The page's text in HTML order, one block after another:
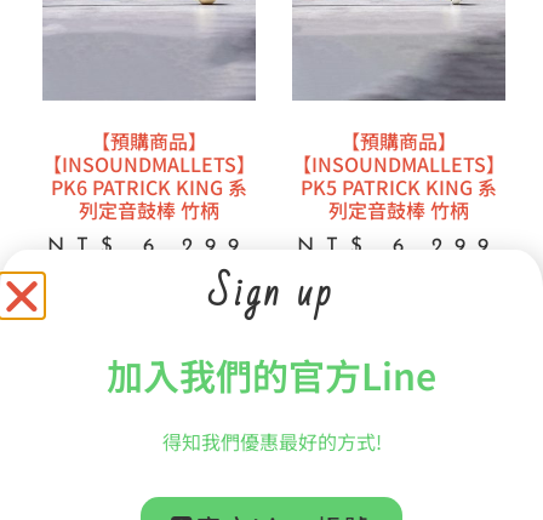
【預購商品】
【INSOUNDMALLETS】
PK6 PATRICK KING 系
列定音鼓棒 竹柄
NT$ 6,299
【預購商品】
【INSOUNDMALLETS】
PK5 PATRICK KING 系
列定音鼓棒 竹柄
NT$ 6,299
Sign up
加入我們的官方Line
得知我們優惠最好的方式!